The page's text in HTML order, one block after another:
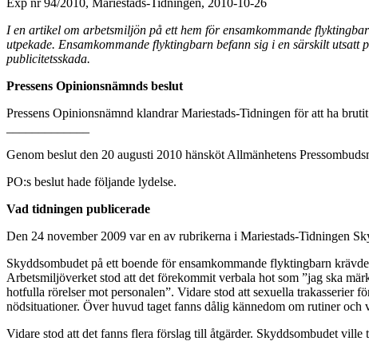
I en artikel om arbetsmiljön på ett hem för ensamkommande
utpekade. Ensamkommande flyktingbarn befann sig i en särskilt
publicitetsskada.
Pressens Opinionsnämnds beslut
Pressens Opinionsnämnd klandrar Mariestads-Tidningen för att ha
Genom beslut den 20 augusti 2010 hänsköt Allmänhetens
PO:s beslut hade följande lydelse.
Vad tidningen publicerade
Den 24 november 2009 var en av rubrikerna i Mariestads-Tidningen
Skyddsombudet på ett boende för ensamkommande flyktingbarn
Arbetsmiljöverket stod att det förekommit verbala hot som ”jag ska
hotfulla rörelser mot personalen”. Vidare stod att sexuella trakasserier
nödsituationer. Över huvud taget fanns dålig kännedom om rutiner och
Vidare stod att det fanns flera förslag till åtgärder. Skyddsombudet